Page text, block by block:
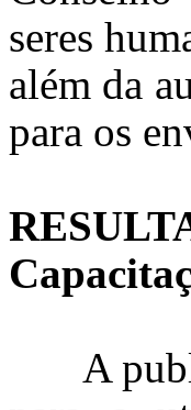
seres
além da
para os
A